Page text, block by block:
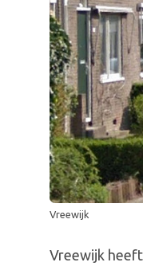
Vreewijk
Vreewijk